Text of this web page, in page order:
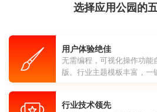
选择应用公园的
用户体验绝佳
无需编程，可视化操作功能
版。行业主题模板丰富，一
行业技术领先